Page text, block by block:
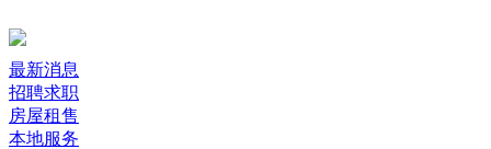
最新消息
招聘求职
房屋租售
本地服务